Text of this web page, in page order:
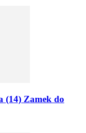
(14) Zamek do